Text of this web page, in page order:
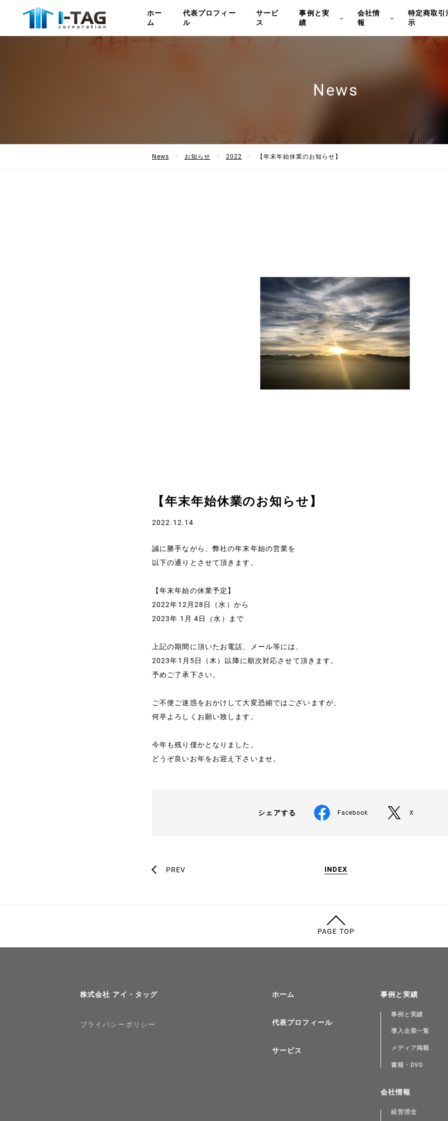
ホー
ム
代表プロフィー
ル
サービ
ス
事例と実
績
会社情
報
特定商取引
示
ホーム
サービス
事例と実績
事例と実績
メディア掲載
News
News お知らせ 2022 【年末年始休業のお知らせ】
【年末年始休業のお知らせ】
2022.12.14
誠に勝手ながら、弊社の年末年始の営業を
以下の通りとさせて頂きます。
【年末年始の休業予定】
2022年12月28日（水）から
2023年 1月 4日（水）まで
上記の期間に頂いたお電話、メール等には、
2023年1月5日（木）以降に順次対応させて頂きます。
予めご了承下さい。
ご不便ご迷惑をおかけして大変恐縮ではございますが、
何卒よろしくお願い致します。
今年も残り僅かとなりました。
どうぞ良いお年をお迎え下さいませ。
シェアする Facebook X
PREV INDEX
PAGE TOP
株式会社 アイ・タッグ
プライバシーポリシー
ホーム
代表プロフィール
サービス
事例と実績
事例と実績
導入企業一覧
メディア掲載
書籍・DVD
会社情報
経営理念